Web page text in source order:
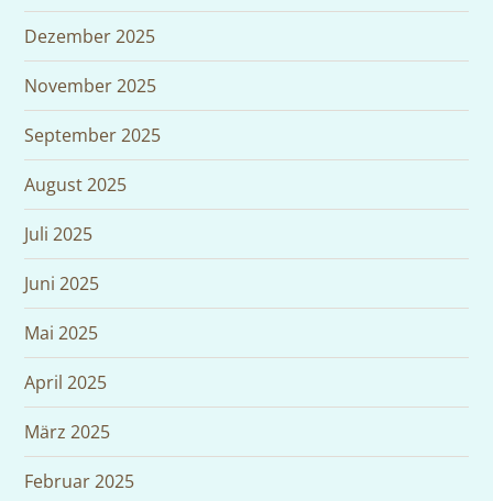
Dezember 2025
November 2025
September 2025
August 2025
Juli 2025
Juni 2025
Mai 2025
April 2025
März 2025
Februar 2025